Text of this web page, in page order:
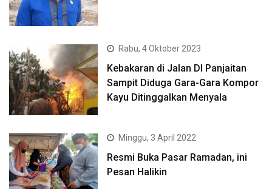
Rabu, 4 Oktober 2023
Kebakaran di Jalan DI Panjaitan
Sampit Diduga Gara-Gara Kompor
Kayu Ditinggalkan Menyala
Minggu, 3 April 2022
Resmi Buka Pasar Ramadan, ini
Pesan Halikin